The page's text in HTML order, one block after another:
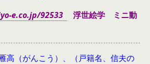
e.co.jp/92533
浮世絵学 ミニ動
高（がんこう）、（戸籍名、信夫の